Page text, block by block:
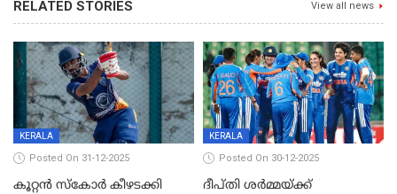
RELATED STORIES View all news
KERALA
Posted On 31-12-2025
കൂറ്റൻ സ്കോർ കീഴടക്കി
KERALA
Posted On 30-12-2025
ദീപ്തി ശർമ്മയ്ക്ക്